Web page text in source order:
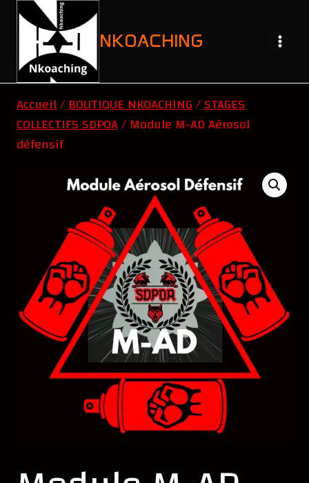
Aller
contenu
NKOACHING
Accueil/BOUTIQUE NKOACHING/STAGES
COLLECTIFS SDPOA/ Module M-AD Aérosol
défensif